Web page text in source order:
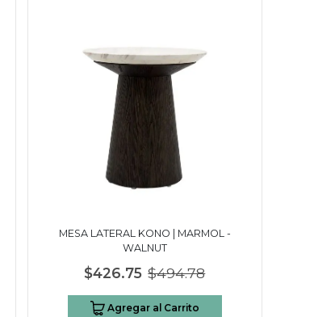
MESA LATERAL KONO | MARMOL -
WALNUT
$426.75 $494.78
Agregar al Carrito